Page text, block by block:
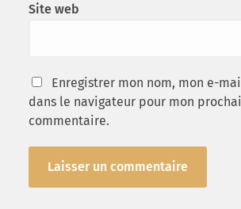
Site web
Enregistrer mon nom, mon e-
dans le navigateur pour mon
commentaire.